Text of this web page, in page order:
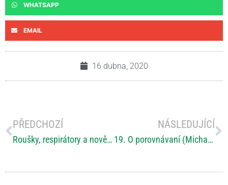
WHATSAPP
EMAIL
16 dubna, 2020
PŘEDCHOZÍ
Roušky, respirátory a nově na e-shopu Revenia
NÁSLEDUJÍCÍ
19. O porovnávaní (Michal Hellebrandt)